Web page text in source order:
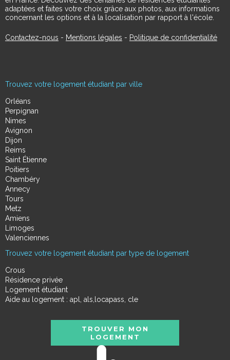
adaptées et faites votre choix grâce aux photos, aux informations
concernant les options et à la localisation par rapport à l'école.
Contactez-nous - Mentions légales - Politique de confidentialité
Trouvez votre logement étudiant par ville
Orléans
Perpignan
Nimes
Avignon
Dijon
Reims
Saint Étienne
Poitiers
Chambéry
Annecy
Tours
Metz
Amiens
Limoges
Valenciennes
Trouvez votre logement étudiant par type de logement
Crous
Résidence privée
Logement étudiant
Aide au logement : apl, als,locapass, cle
TROUVER MON
LOGEMENT